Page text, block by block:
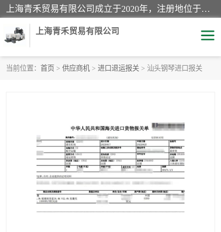
上海青禾贸易有限公司成立于2020年，注册地位于上海市宝山区。经营范围包括：机械设备、五金制品、劳防用品、电子产品、塑胶制品、家具、模具、纺织品、仪器仪表、建筑材料、装饰材料、化工产品、金属制品、机车配件等货物进出口报关、清关服务。
上海青禾贸易有限公司
当前位置： 首页 > 供应商机 > 进口退运报关 > 汕头钢琴进口报关
进口杂货清关
家用电器报关 机床进口清关
国际灯具清关